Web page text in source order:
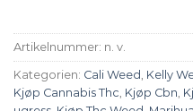
Artikelnummer: n. v.
Kategorien: Cali Weed, Kelly
Kjøp Cannabis Thc, Kjøp Cbn,